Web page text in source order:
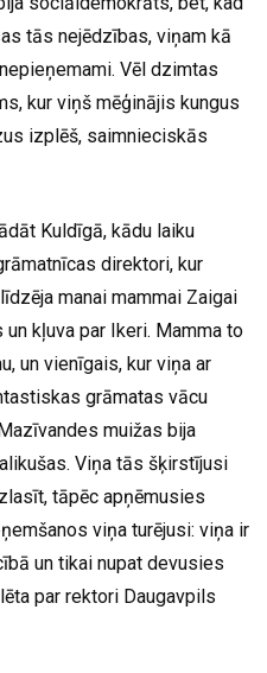
tās nejēdzības, viņam kā
Vēl dzimtas
kur viņš mēģinājis kungus
izplēš, saimnieciskās
Kuldīgā, kādu laiku
direktori, kur
manai mammai Zaigai
kļuva par Ikeri. Mamma to
un vienīgais, kur viņa ar
grāmatas vācu
muižas bija
Viņa tās šķirstījusi
tāpēc apņēmusies
viņa turējusi: viņa ir
un tikai nupat devusies
par rektori Daugavpils